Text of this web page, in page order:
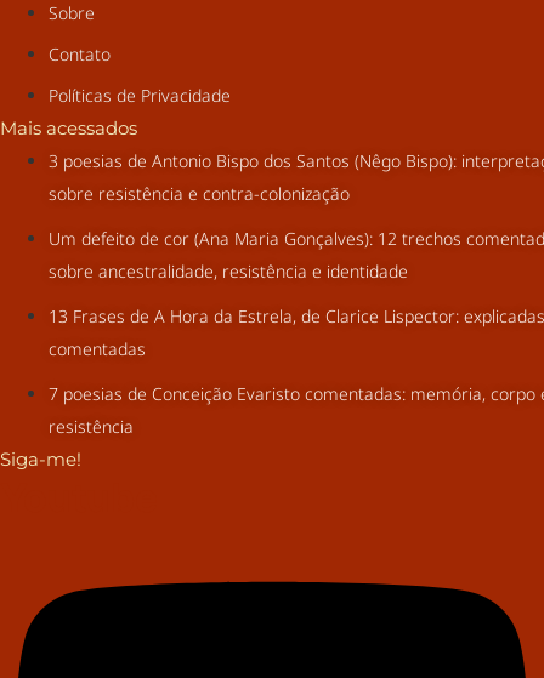
Sobre
Contato
Políticas de Privacidade
Mais acessados
3 poesias de Antonio Bispo dos Santos (Nêgo Bispo):
sobre resistência e contra-colonização
Um defeito de cor (Ana Maria Gonçalves): 12 trechos
sobre ancestralidade, resistência e identidade
13 Frases de A Hora da Estrela, de Clarice Lispector:
comentadas
7 poesias de Conceição Evaristo comentadas: memória, corpo
resistência
Siga-me!